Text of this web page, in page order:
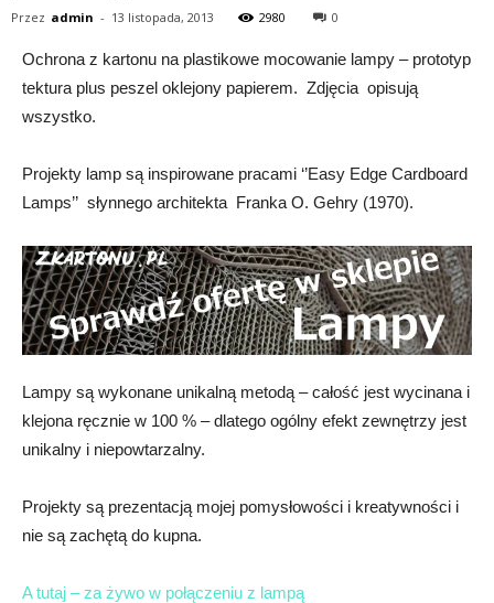
Przez admin - 13 listopada, 2013 2980 0
Ochrona z kartonu na plastikowe mocowanie lampy – prototyp
tektura plus peszel oklejony papierem. Zdjęcia opisują
wszystko.
Projekty lamp są inspirowane pracami ‘’Easy Edge Cardboard
Lamps’’ słynnego architekta Franka O. Gehry (1970).
Lampy są wykonane unikalną metodą – całość jest wycinana i
klejona ręcznie w 100 % – dlatego ogólny efekt zewnętrzy jest
unikalny i niepowtarzalny.
Projekty są prezentacją mojej pomysłowości i kreatywności i
nie są zachętą do kupna.
A tutaj – za żywo w połączeniu z lampą